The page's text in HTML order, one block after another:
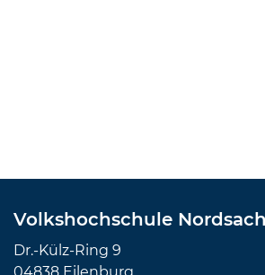
Volkshochschule
Dr.-Külz-Ring 9